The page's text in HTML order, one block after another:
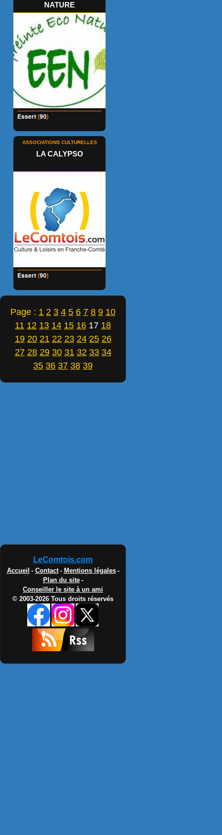
NATURE
Essert(90)
ASSOCIATIONS CULTURELLES
LA CALYPSO
Essert(90)
Page : 1 2 3 4 5 6 7 8 9 10
11 12 13 14 15 16 17 18
19 20 21 22 23 24 25 26
27 28 29 30 31 32 33 34
35 36 37 38 39
LeComtois.com
Accueil - Contact - Mentions légales -
Plan du site -
Conseiller le site à un ami
© 2003-2026 Tous droits réservés